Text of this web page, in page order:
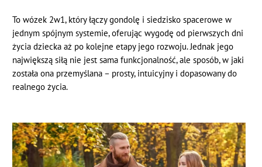
To wózek 2w1, który łączy gondolę i siedzisko spacerowe w
jednym spójnym systemie, oferując wygodę od pierwszych dni
życia dziecka aż po kolejne etapy jego rozwoju. Jednak jego
największą siłą nie jest sama funkcjonalność, ale sposób, w jaki
została ona przemyślana – prosty, intuicyjny i dopasowany do
realnego życia.